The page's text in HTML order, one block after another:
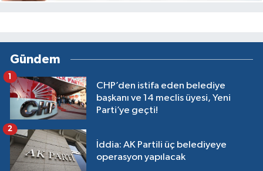
Gündem
CHP’den istifa eden belediye
başkanı ve 14 meclis üyesi, Yeni
Parti’ye geçti!
1
İddia: AK Partili üç belediyeye
operasyon yapılacak
2